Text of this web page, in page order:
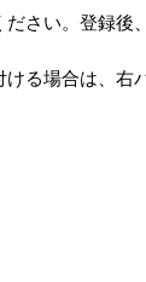
さい。登録後
る場合は、右